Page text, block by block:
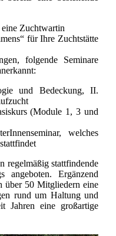
Zuchtwartin
für Ihre Zuchtstätte
folgende Seminare
und Bedeckung, II.
(Module 1, 3 und
welches
regelmäßig stattfindende
angeboten. Ergänzend
über 50 Mitgliedern eine
rund um Haltung und
Jahren eine großartige